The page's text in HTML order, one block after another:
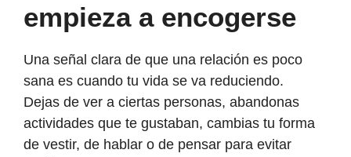
empieza a encogerse
Una señal clara de que una relación es poco
sana es cuando tu vida se va reduciendo.
Dejas de ver a ciertas personas, abandonas
actividades que te gustaban, cambias tu forma
de vestir, de hablar o de pensar para evitar